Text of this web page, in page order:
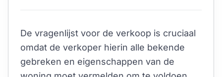
De vragenlijst voor de verkoop is cruciaal
omdat de verkoper hierin alle bekende
gebreken en eigenschappen van de